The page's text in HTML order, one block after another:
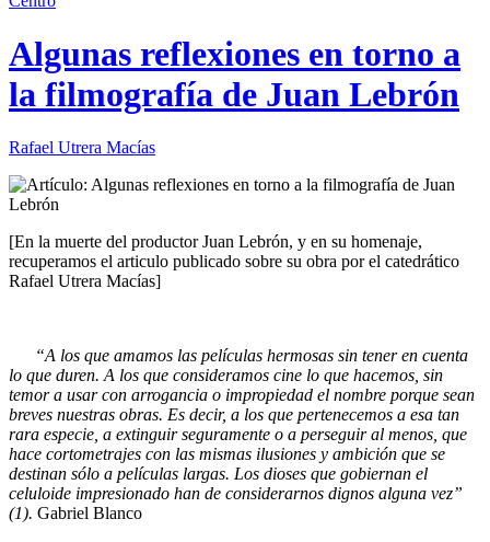
Algunas reflexiones en torno a
la filmografía de Juan Lebrón
Rafael Utrera Macías
[En la muerte del productor Juan Lebrón, y en su homenaje,
recuperamos el articulo publicado sobre su obra por el catedrático
Rafael Utrera Macías]
“A los que amamos las películas hermosas sin tener en cuenta
lo que duren. A los que consideramos cine lo que hacemos, sin
temor a usar con arrogancia o impropiedad el nombre porque sean
breves nuestras obras. Es decir, a los que pertenecemos a esa tan
rara especie, a extinguir seguramente o a perseguir al menos, que
hace cortometrajes con las mismas ilusiones y ambición que se
destinan sólo a películas largas. Los dioses que gobiernan el
celuloide impresionado han de considerarnos dignos alguna vez”
(1). Gabriel Blanco